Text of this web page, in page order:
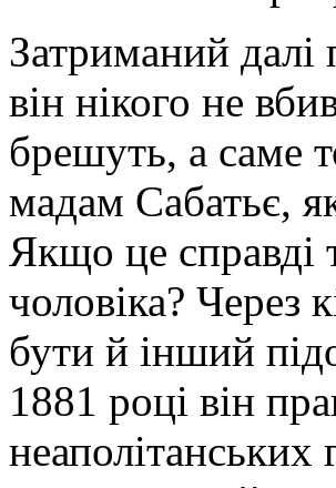
Затриманий
він нікого не
брешуть, а саме
мадам Сабатьє,
Якщо це справді
чоловіка? Через
бути й інший
1881 році він
неаполітанських